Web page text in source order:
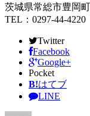
茨城県常総市豊岡町
TEL：0297-44-
Twitter
Facebook
Google+
Pocket
B!はてブ
LINE